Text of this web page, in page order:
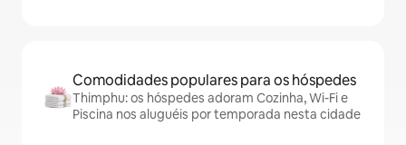
Comodidades populares para os hóspedes
Thimphu: os hóspedes adoram Cozinha, Wi-Fi e
Piscina nos aluguéis por temporada nesta cidade